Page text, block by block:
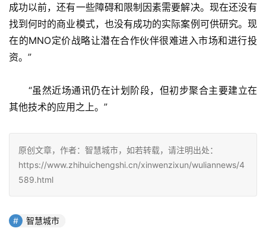
成功以前，还有一些障碍和限制因素需要解决。现在还没有
找到何时的商业模式，也没有成功的实际案例可供研究。现
在的MNO定价战略让潜在合作伙伴很难进入市场和进行投
资。”
“虽然近场通讯仍在计划阶段，但初步聚合主要建立在
其他技术的应用之上。”
原创文章，作者：智慧城市，如若转载，请注明出处：
https://www.zhihuichengshi.cn/xinwenzixun/wuliannews/4
589.html
智慧城市